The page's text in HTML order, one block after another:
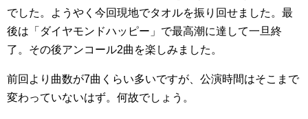
でした。ようやく今回現地でタオルを振り回せました。最
後は「ダイヤモンドハッピー」で最高潮に達して一旦終
了。その後アンコール2曲を楽しみました。
前回より曲数が7曲くらい多いですが、公演時間はそこまで
変わっていないはず。何故でしょう。